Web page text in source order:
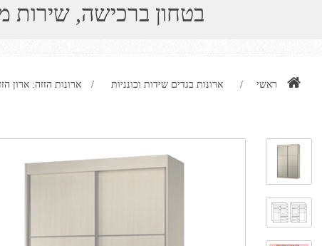
בטחון ברכישה,
ראשי / ארונות בגדים שידות וכונניות / ארונות הזזה: ארון הזזה 2 דלתות דגם אמיי 120